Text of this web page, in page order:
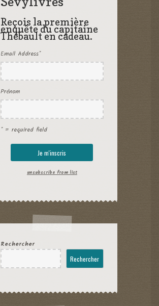
Reçois la première
enquête du capitaine
Thébault en cadeau.
Email Address*
Prénom
* = required field
unsubscribe from list
Rechercher
Rechercher